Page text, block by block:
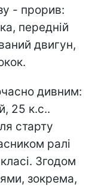
- прорив:
передній
двигун,
дивним:
25 к.с..
старту
ралі
Згодом
зокрема,